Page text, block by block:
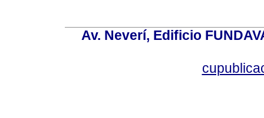
Av. Neverí, Edificio